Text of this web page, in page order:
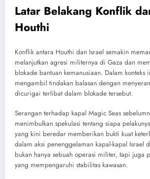
Latar Belakang Konflik
Houthi
Konflik antara Houthi dan Israel semakin
melanjutkan agresi militernya di Gaza dan
blokade bantuan kemanusiaan. Dalam konteks
mengambil tindakan balasan dengan
dicurigai terlibat dalam blokade tersebut.
Serangan terhadap kapal Magic Seas
menimbulkan spekulasi tentang siapa
yang kini beredar memberikan bukti kuat
dalam aksi penenggelaman kapal-kapal Israel
bukan hanya sebuah operasi militer, tapi juga
yang mempengaruhi stabilitas kawasan.